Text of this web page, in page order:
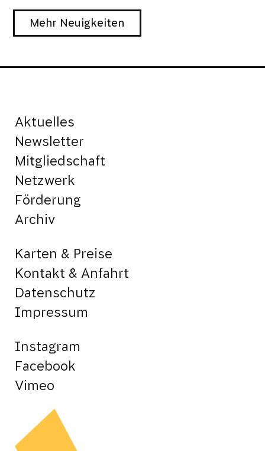
Mehr Neuigkeiten
Aktuelles
Newsletter
Mitgliedschaft
Netzwerk
Förderung
Archiv
Karten & Preise
Kontakt & Anfahrt
Datenschutz
Impressum
Instagram
Facebook
Vimeo